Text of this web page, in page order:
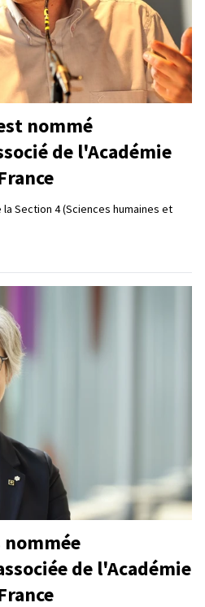
nommé
de l'Académie
Section 4 (Sciences humaines et
nommée
de l'Académie